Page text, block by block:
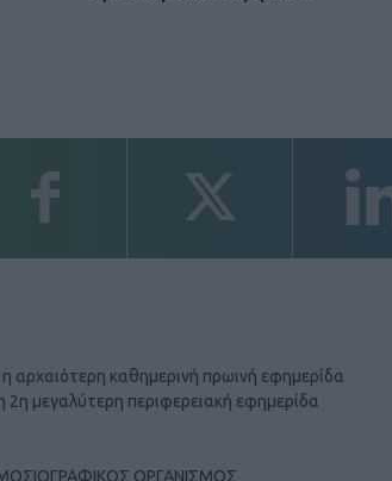
αρχαιότερη καθημερινή πρωινή εφημερίδα
2η μεγαλύτερη περιφερειακή εφημερίδα
ΟΡΓΑΝΙΣΜΟΣ